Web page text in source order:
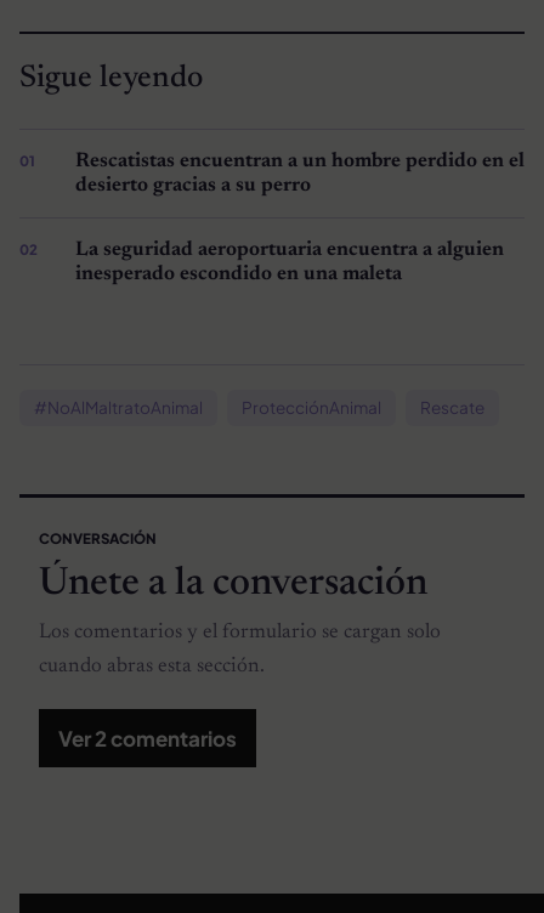
Sigue leyendo
Rescatistas encuentran a un hombre perdido en el
desierto gracias a su perro
La seguridad aeroportuaria encuentra a alguien
inesperado escondido en una maleta
#NoAlMaltratoAnimal ProtecciónAnimal Rescate
CONVERSACIÓN
Únete a la conversación
Los comentarios y el formulario se cargan solo
cuando abras esta sección.
Ver 2 comentarios